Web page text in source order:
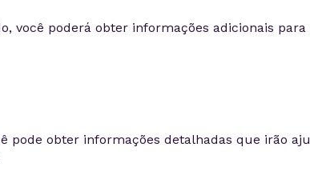
você poderá obter informações adicionais para
pode obter informações detalhadas que irão